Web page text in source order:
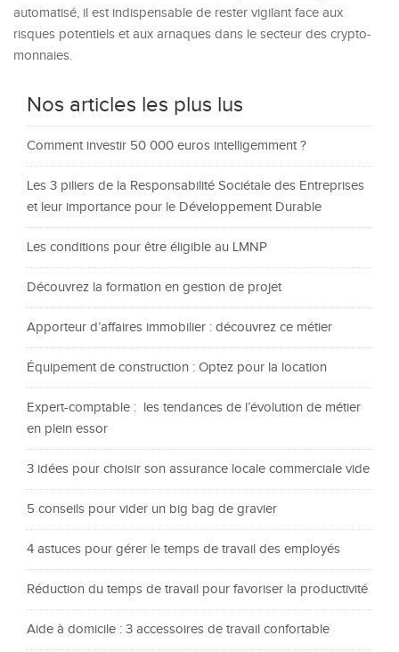
automatisé, il est indispensable de rester vigilant face aux
risques potentiels et aux arnaques dans le secteur des crypto-
monnaies.
Nos articles les plus lus
Comment investir 50 000 euros intelligemment ?
Les 3 piliers de la Responsabilité Sociétale des Entreprises
et leur importance pour le Développement Durable
Les conditions pour être éligible au LMNP
Découvrez la formation en gestion de projet
Apporteur d’affaires immobilier : découvrez ce métier
Équipement de construction : Optez pour la location
Expert-comptable : les tendances de l’évolution de métier
en plein essor
3 idées pour choisir son assurance locale commerciale vide
5 conseils pour vider un big bag de gravier
4 astuces pour gérer le temps de travail des employés
Réduction du temps de travail pour favoriser la productivité
Aide à domicile : 3 accessoires de travail confortable